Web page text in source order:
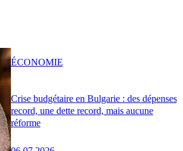
Crise budgétaire en Bulgarie : des dépenses
record, une dette record, mais aucune
réforme
ÉCONOMIE